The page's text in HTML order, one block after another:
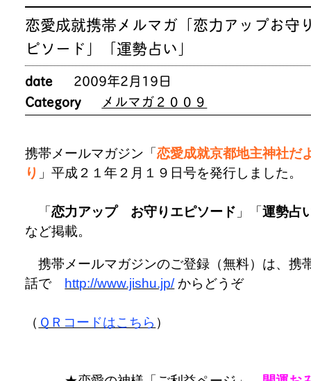
恋愛成就携帯メルマガ「恋力アップお守
ピソード」「運勢占い」
date
2009年2月19日
Category
メルマガ２００９
携帯メールマガジン「恋愛成就京都地主神社だ
り 」平成２１年２月１９日号を発行しました。
「恋力アップ お守りエピソード 」「運勢占
など掲載。
携帯メールマガジンのご登録（無料）は、携
話で http://www.jishu.jp/からどうぞ
（ ＱＲコードはこちら ）